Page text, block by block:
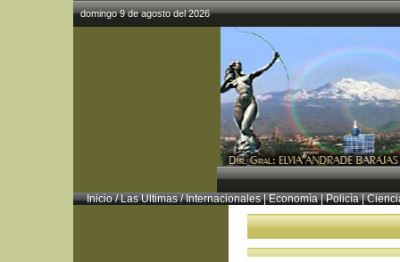
domingo 9 de agosto del 2026
Inicio/Las Ultimas/Internacionales|Economìa|Policìa|